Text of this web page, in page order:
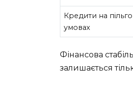
Кредити на
умовах
Фінансова
залишається